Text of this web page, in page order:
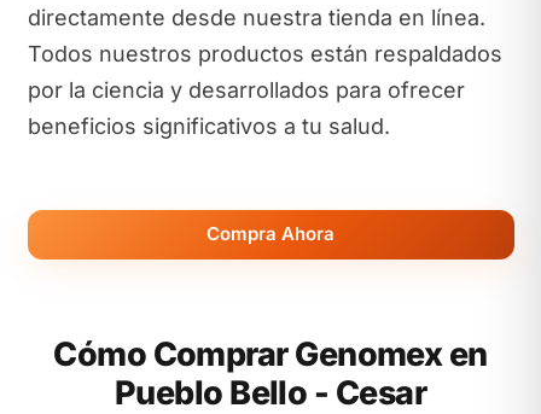
directamente desde nuestra tienda en línea.
Todos nuestros productos están respaldados
por la ciencia y desarrollados para ofrecer
beneficios significativos a tu salud.
Compra Ahora
Cómo Comprar Genomex en
Pueblo Bello - Cesar